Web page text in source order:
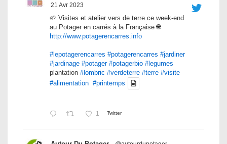
21 Avr 2023
🌱 Visites et atelier vers de terre ce week-end
au Potager en carrés à la Française 🌐
http://www.potagerencarres.info
#lepotagerencarres #potagerencarres #jardiner
#jardinage #potager #potagerbio #legumes
plantation #lombric #verdeterre #terre #visite
#alimentation #printemps
1 Twitter